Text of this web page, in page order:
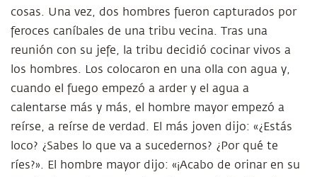
cosas. Una vez, dos hombres fueron capturados por
feroces caníbales de una tribu vecina. Tras una
reunión con su jefe, la tribu decidió cocinar vivos a
los hombres. Los colocaron en una olla con agua y,
cuando el fuego empezó a arder y el agua a
calentarse más y más, el hombre mayor empezó a
reírse, a reírse de verdad. El más joven dijo: «¿Estás
loco? ¿Sabes lo que va a sucedernos? ¿Por qué te
ríes?». El hombre mayor dijo: «¡Acabo de orinar en su